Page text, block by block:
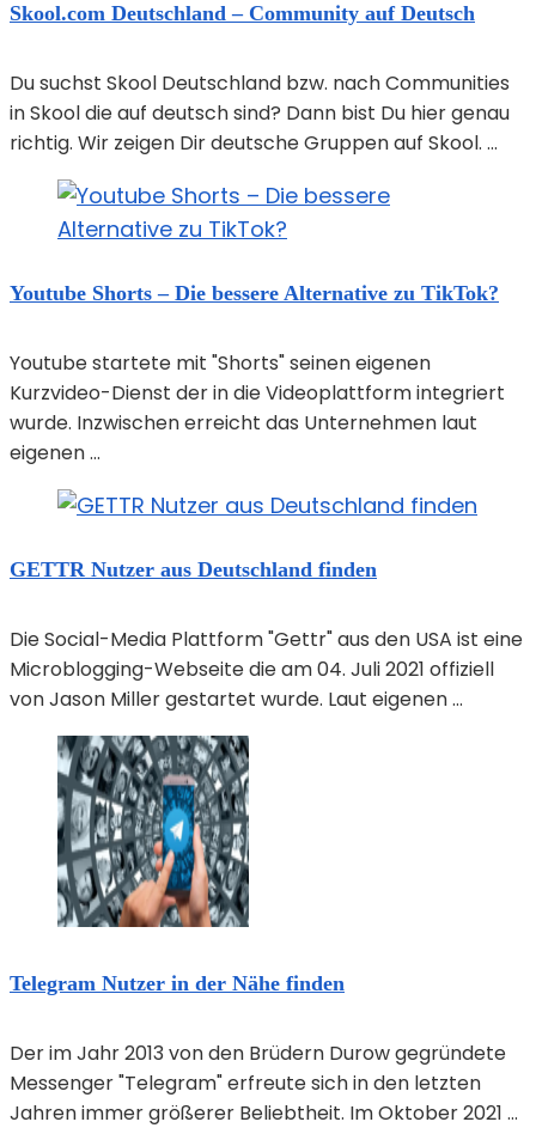
Skool.com Deutschland – Community auf Deutsch
Du suchst Skool Deutschland bzw. nach Communities
in Skool die auf deutsch sind? Dann bist Du hier genau
richtig. Wir zeigen Dir deutsche Gruppen auf Skool. ...
Youtube Shorts – Die bessere Alternative zu TikTok?
Youtube startete mit "Shorts" seinen eigenen
Kurzvideo-Dienst der in die Videoplattform integriert
wurde. Inzwischen erreicht das Unternehmen laut
eigenen ...
GETTR Nutzer aus Deutschland finden
Die Social-Media Plattform "Gettr" aus den USA ist eine
Microblogging-Webseite die am 04. Juli 2021 offiziell
von Jason Miller gestartet wurde. Laut eigenen ...
Telegram Nutzer in der Nähe finden
Der im Jahr 2013 von den Brüdern Durow gegründete
Messenger "Telegram" erfreute sich in den letzten
Jahren immer größerer Beliebtheit. Im Oktober 2021 ...